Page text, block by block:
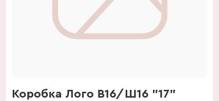
Коробка Лого В16/Ш16 "17"